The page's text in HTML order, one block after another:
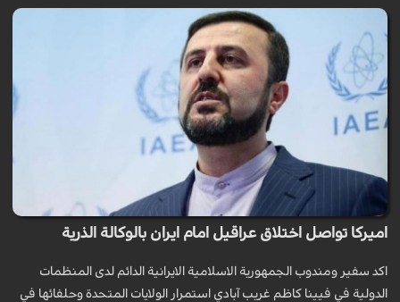
اميركا تواصل اختلاق عراقيل امام ايران بالوكالة الذرية
اكد سفير ومندوب الجمهورية الاسلامية الايرانية الدائم لدى المنظمات
الدولية في فيينا كاظم غريب آبادي استمرار الولايات المتحدة وحلفائها في